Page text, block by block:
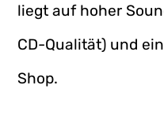
liegt auf hoher
CD-Qualität) und
Shop.